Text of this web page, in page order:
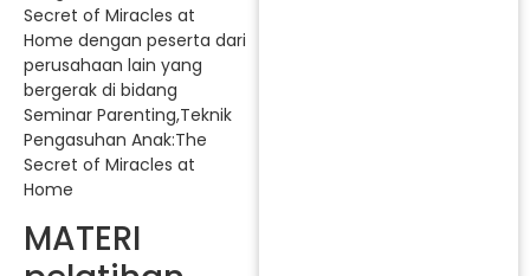
Secret of Miracles at
Home dengan peserta dari
perusahaan lain yang
bergerak di bidang
Seminar Parenting,Teknik
Pengasuhan Anak:The
Secret of Miracles at
Home
MATERI